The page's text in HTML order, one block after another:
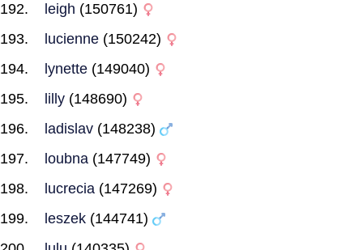
leigh (150761)
lucienne (150242)
lynette (149040)
lilly (148690)
ladislav (148238)
loubna (147749)
lucrecia (147269)
leszek (144741)